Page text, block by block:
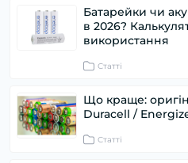
Батарейки чи
в 2026?
використання
Статті
Що краще:
Duracell /
Статті